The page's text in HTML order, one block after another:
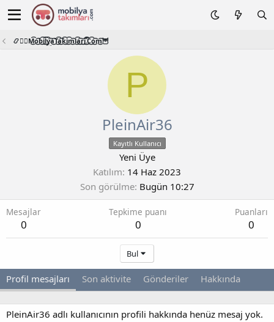
📿🧙‍♂️M͜͡o͜͡b͜͡i͜͡l͜͡y͜͡a͜͡T͜͡a͜͡k͜͡i͜͡m͜͡l͜͡a͜͡r͜͡i͜͡.͜͡C͜͡o͜͡m͜͡🦉
P
PleinAir36
Kayıtlı Kullanıcı
Yeni Üye
Katılım 14 Haz 2023
Son görülme Bugün 10:27
Mesajlar
0
Tepkime puanı
0
Puanları
0
Bul
Profil mesajları Son aktivite Gönderiler Hakkında
PleinAir36 adlı kullanıcının profili hakkında henüz mesaj yok.